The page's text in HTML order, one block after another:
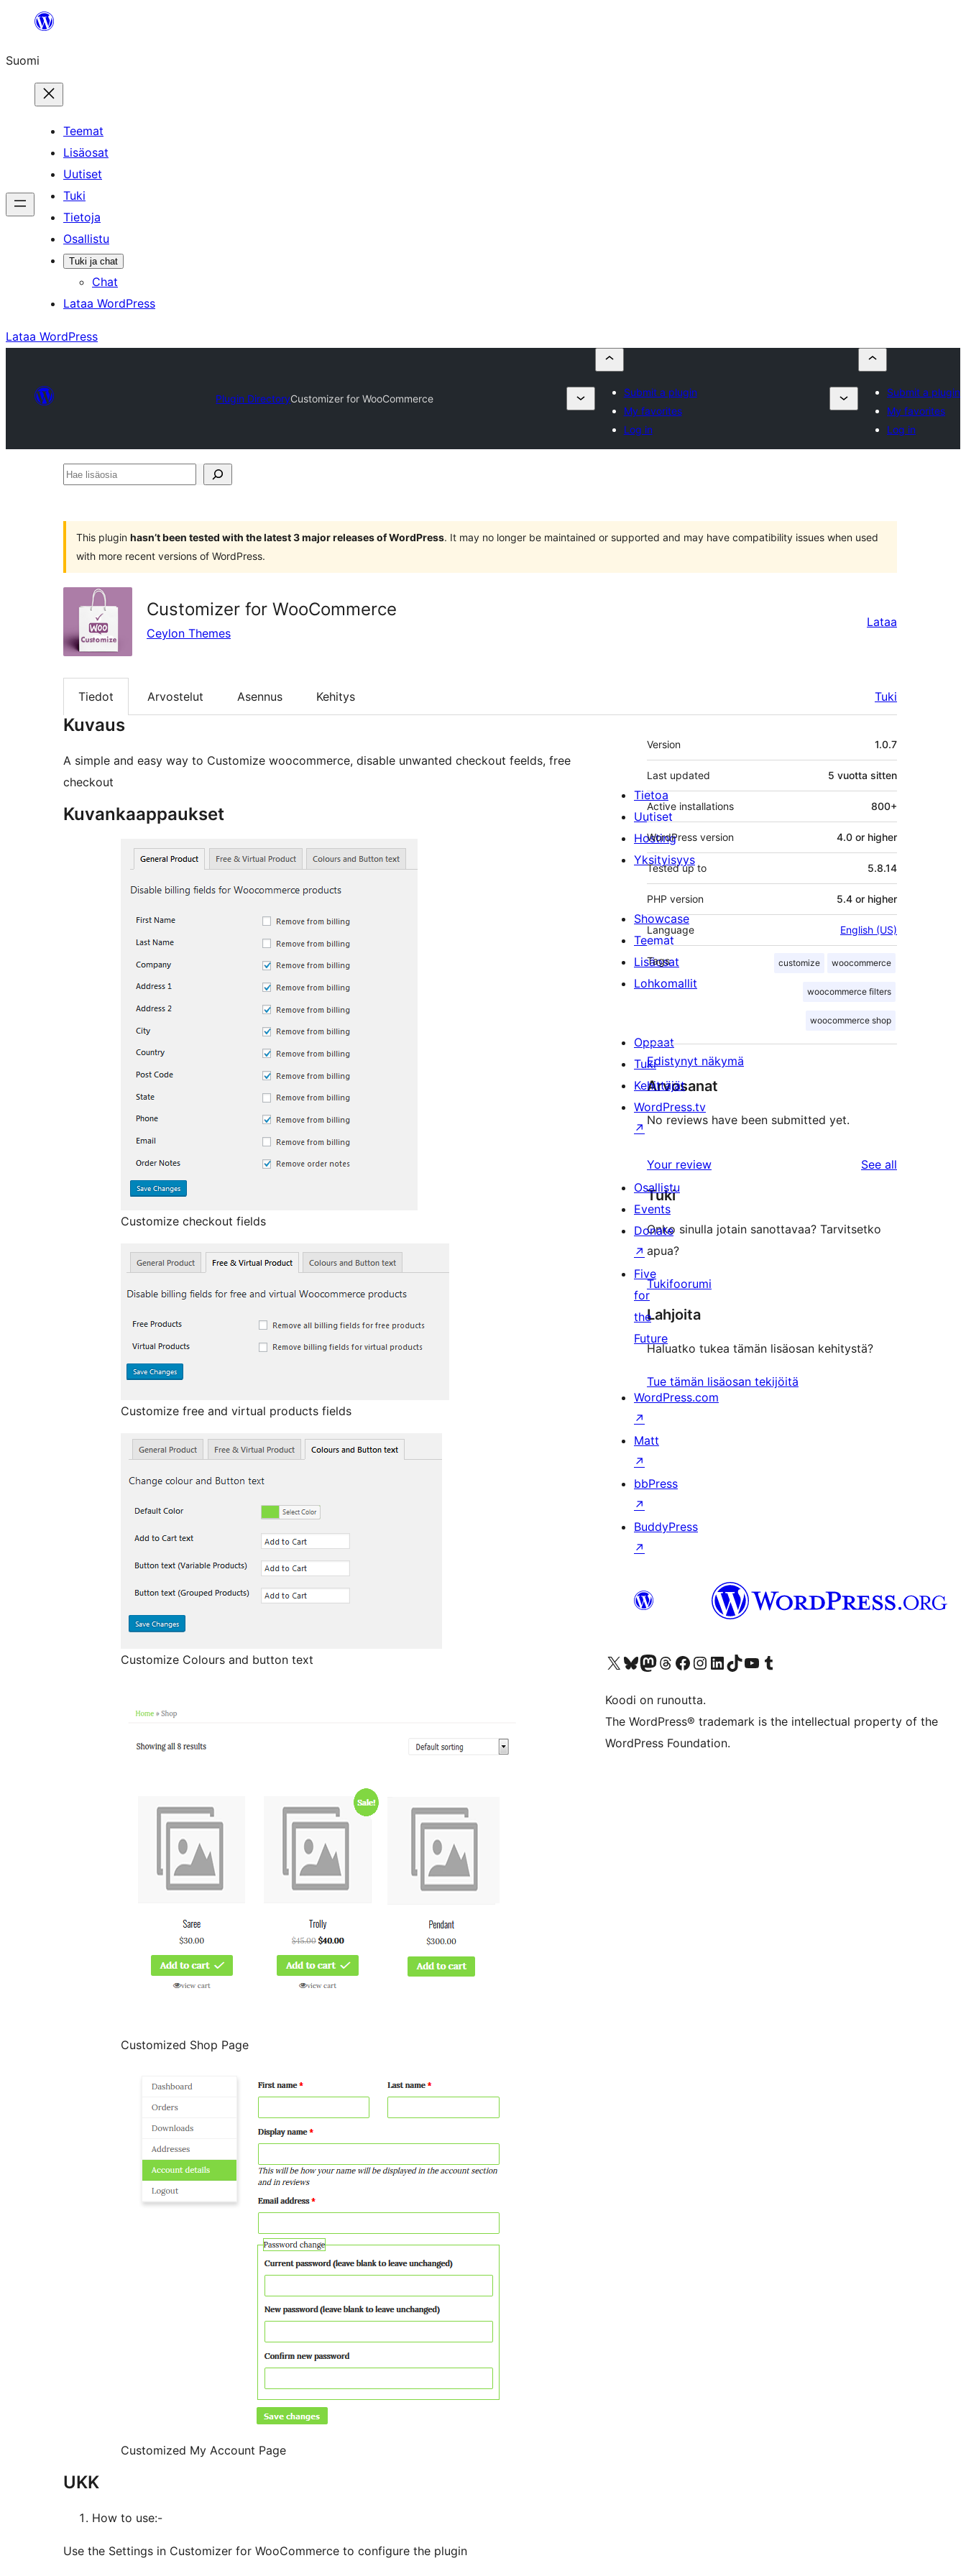
Suomi
Teemat
Lisäosat
Uutiset
Tuki
Tietoja
Osallistu
Tuki ja chat
Chat
Lataa WordPress
Lataa WordPress
Plugin DirectoryCustomizer for WooCommerce
Submit a plugin
My favorites
Log in
Submit a plugin
My favorites
Log in
Hae
This plugin hasn’t been tested with the latest 3 major releases of WordPress. It may no longer be maintained or supported and may have compatibility issues when used
with more recent versions of WordPress.
Customizer for WooCommerce
Ceylon Themes
Lataa
Tiedot Arvostelut Asennus Kehitys Tuki
Kuvaus
A simple and easy way to Customize woocommerce, disable unwanted checkout feelds, free
checkout
Kuvankaappaukset
Customize checkout fields
Customize free and virtual products fields
Customize Colours and button text
Customized Shop Page
Customized My Account Page
UKK
How to use:-
Use the Settings in Customizer for WooCommerce to configure the plugin
Metatiedot
Version 1.0.7
Last updated 5 vuotta sitten
Active installations 800+
WordPress version 4.0 or higher
Tested up to 5.8.14
PHP version 5.4 or higher
Language English (US)
Tags customize woocommerce
woocommerce filters
woocommerce shop
Edistynyt näkymä
Arvosanat
No reviews have been submitted yet.
Your review See all
Tuki
Onko sinulla jotain sanottavaa? Tarvitsetko
apua?
Tukifoorumi
Lahjoita
Haluatko tukea tämän lisäosan kehitystä?
Tue tämän lisäosan tekijöitä
Tietoa
Uutiset
Hosting
Yksityisyys
Showcase
Teemat
Lisäosat
Lohkomallit
Oppaat
Tuki
Kehittäjät
WordPress.tv
↗
Osallistu
Events
Donate
↗
Five
for
the
Future
WordPress.com
↗
Matt
↗
bbPress
↗
BuddyPress
↗
Visit our X (formerly Twitter) account
Visit our Bluesky account
Visit our Mastodon account
Visit our Threads account
Visit our Facebook page
Visit our Instagram account
Visit our LinkedIn account
Visit our TikTok account
Näytä YouTube-kanava
Visit our Tumblr account
Koodi on runoutta.
The WordPress® trademark is the intellectual property of the
WordPress Foundation.